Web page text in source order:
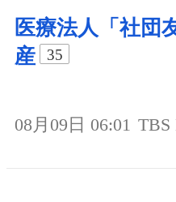
医療法人「社団
産
35
08月09日 06:01 TBS